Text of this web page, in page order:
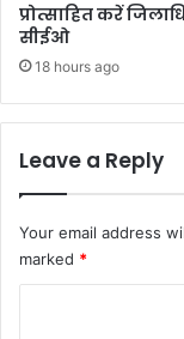
प्रोत्साहित करें
सीईओ
18 hours ago
Leave a Reply
Your email address
marked *